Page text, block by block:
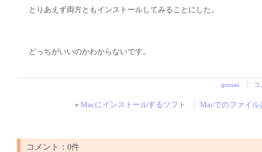
とりあえず両方ともインストールしてみることにした。
どっちがいいのかわからないです。
gensan
« Macにインストールするソフト Macでのファイル
コメント：0件